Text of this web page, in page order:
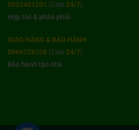
0932401201 (Zalo 24/7)
Hợp tác & phân phối
GIAO HÀNG & BẢO HÀNH
0966726108 (Zalo 24/7)
Bảo hành tận nhà